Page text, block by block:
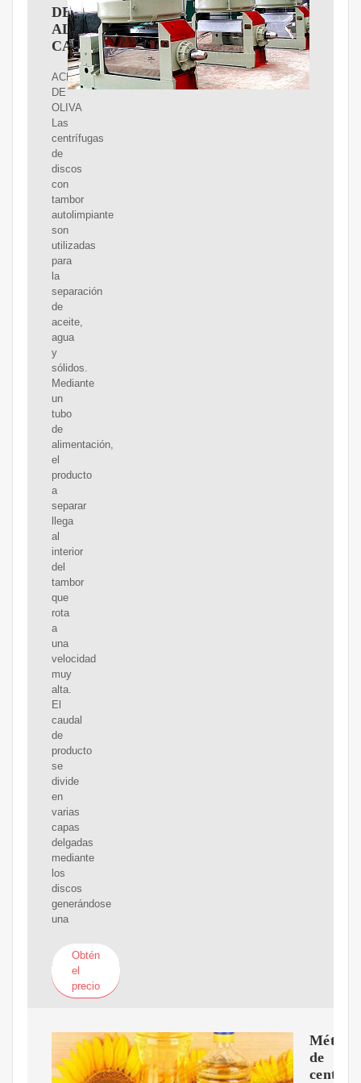
DE
ALTA
CALIDAD
ACEITE
DE
OLIVA
Las
centrífugas
de
discos
con
tambor
autolimpiante
son
utilizadas
para
la
separación
de
aceite,
agua
y
sólidos.
Mediante
un
tubo
de
alimentación,
el
producto
a
separar
llega
al
interior
del
tambor
que
rota
a
una
velocidad
muy
alta.
El
caudal
de
producto
se
divide
en
varias
capas
delgadas
mediante
los
discos
generándose
una
Obtén
el
precio
de